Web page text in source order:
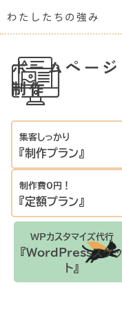
わたしたちの強み
ホームページ
制作
集客しっかり
『制作プラン』
制作費0円！
『定額プラン』
WPカスタマイズ代行
『WordPressスケッ
ト』